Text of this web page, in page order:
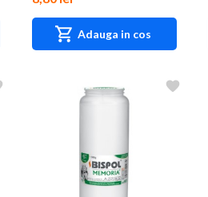
Adauga in cos